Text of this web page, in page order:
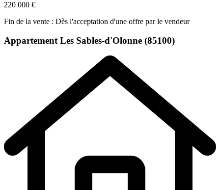
220 000 €
Fin de la vente : Dès l'acceptation d'une offre par le vendeur
Appartement Les Sables-d'Olonne (85100)